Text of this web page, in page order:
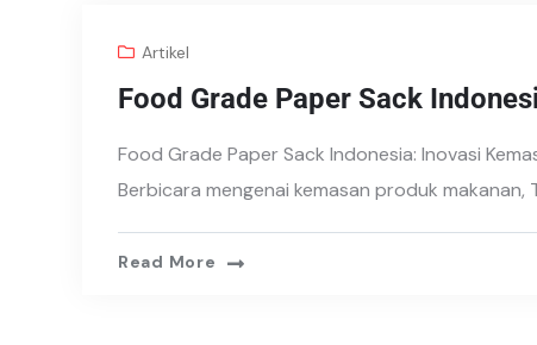
Artikel
Food Grade Paper Sack
Food Grade Paper Sack Indonesia: Inovasi
Berbicara mengenai kemasan produk makanan,
Read More